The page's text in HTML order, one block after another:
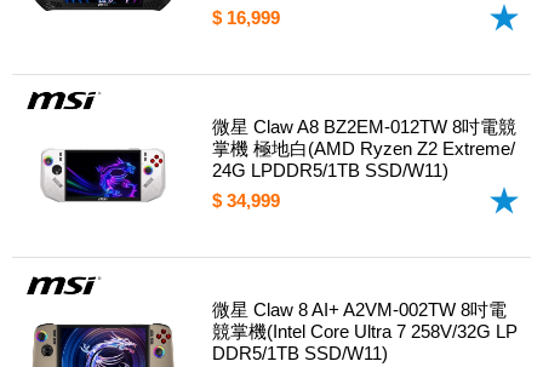
$ 16,999
微星 Claw A8 BZ2EM-012TW 8吋電競
掌機 極地白(AMD Ryzen Z2 Extreme/
24G LPDDR5/1TB SSD/W11)
$ 34,999
微星 Claw 8 AI+ A2VM-002TW 8吋電
競掌機(Intel Core Ultra 7 258V/32G LP
DDR5/1TB SSD/W11)